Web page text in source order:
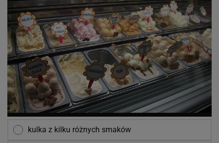
kulka z kilku różnych smaków